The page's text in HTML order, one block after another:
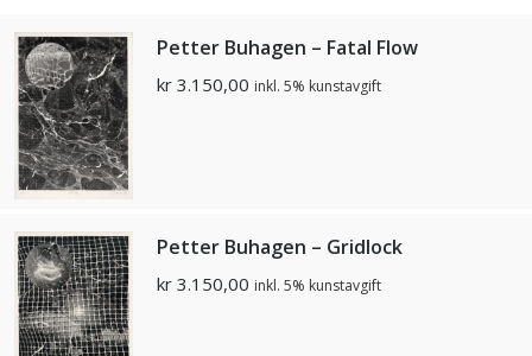
Petter Buhagen – Fatal Flow
kr 3.150,00 inkl. 5% kunstavgift
Petter Buhagen – Gridlock
kr 3.150,00 inkl. 5% kunstavgift